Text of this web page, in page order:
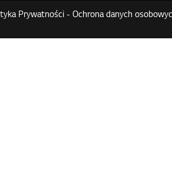
Prywatności - Ochrona danych